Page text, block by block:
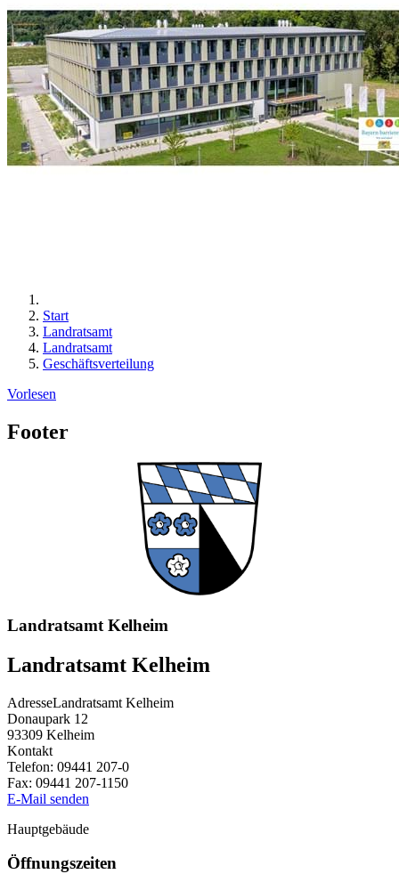
Start
Landratsamt
Landratsamt
Geschäftsverteilung
Vorlesen
Footer
Landratsamt Kelheim
Landratsamt Kelheim
AdresseLandratsamt Kelheim
Donaupark 12
93309 Kelheim
Kontakt
Telefon: 09441 207-0
Fax: 09441 207-1150
E-Mail senden
Hauptgebäude
Öffnungszeiten